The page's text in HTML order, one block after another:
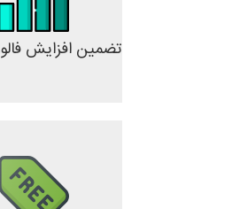
تضمین افزایش